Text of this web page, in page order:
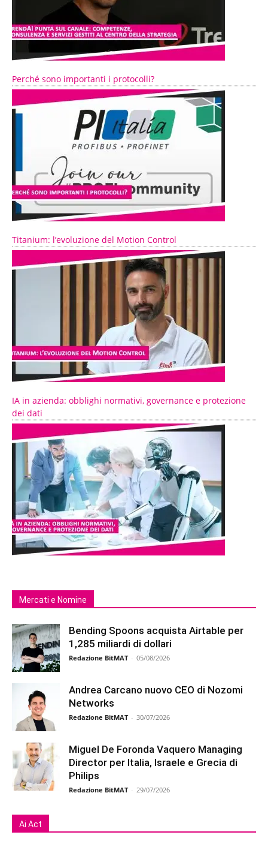
Perché sono importanti i protocolli?
Titanium: l’evoluzione del Motion Control
IA in azienda: obblighi normativi, governance e protezione
dei dati
Mercati e Nomine
Bending Spoons acquista Airtable per
1,285 miliardi di dollari
Redazione BitMAT - 05/08/2026
Andrea Carcano nuovo CEO di Nozomi
Networks
Redazione BitMAT - 30/07/2026
Miguel De Foronda Vaquero Managing
Director per Italia, Israele e Grecia di
Philips
Redazione BitMAT - 29/07/2026
Ai Act